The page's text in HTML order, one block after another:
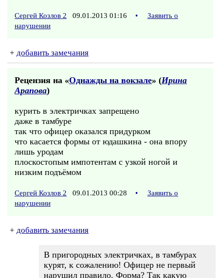
Сергей Козлов 2 09.01.2013 01:16 •
Заявить о
нарушении
+ добавить замечания
Рецензия на «Однажды на вокзале» (Ирина
Арапова)
курить в электричках запрещено
даже в тамбуре
так что офицер оказался придурком
что касается формы от юдашкина - она впору
лишь уродам
плоскостопым импотентам с узкой ногой и
низким подъёмом
Сергей Козлов 2 09.01.2013 00:28 •
Заявить о
нарушении
+ добавить замечания
В пригородных электричках, в тамбурах
курят, к сожалению! Офицер не первый
нарушил правило. Форма? Так какую